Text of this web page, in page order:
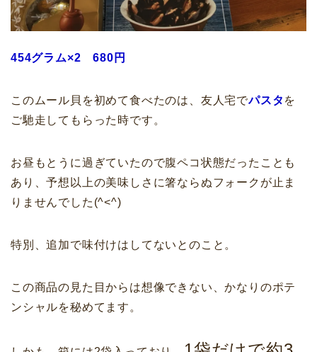
454グラム×2 680円
このムール貝を初めて食べたのは、友人宅でパスタ を
ご馳走してもらった時です。
お昼もとうに過ぎていたので腹ペコ状態だったことも
あり、予想以上の美味しさに箸ならぬフォークが止ま
りませんでした(^<^)
特別、追加で味付けはしてないとのこと。
この商品の見た目からは想像できない、かなりのポテ
ンシャルを秘めてます。